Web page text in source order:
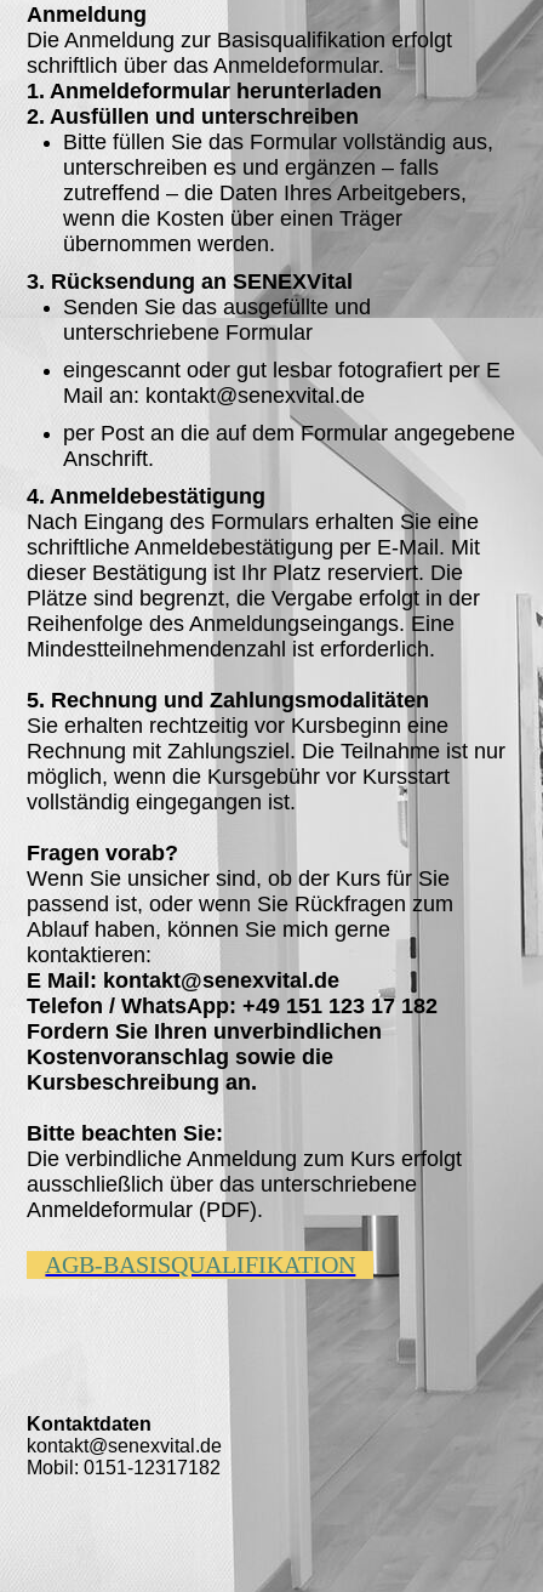
Anmeldung
Die Anmeldung zur Basisqualifikation erfolgt
schriftlich über das Anmeldeformular.
1. Anmeldeformular herunterladen
2. Ausfüllen und unterschreiben
Bitte füllen Sie das Formular vollständig aus,
unterschreiben es und ergänzen – falls
zutreffend – die Daten Ihres Arbeitgebers,
wenn die Kosten über einen Träger
übernommen werden.
3. Rücksendung an SENEXVital
Senden Sie das ausgefüllte und
unterschriebene Formular
eingescannt oder gut lesbar fotografiert per E
Mail an: kontakt@senexvital.de
per Post an die auf dem Formular angegebene
Anschrift.
4. Anmeldebestätigung
Nach Eingang des Formulars erhalten Sie eine
schriftliche Anmeldebestätigung per E-Mail. Mit
dieser Bestätigung ist Ihr Platz reserviert. Die
Plätze sind begrenzt, die Vergabe erfolgt in der
Reihenfolge des Anmeldungseingangs. Eine
Mindestteilnehmendenzahl ist erforderlich.
5. Rechnung und Zahlungsmodalitäten
Sie erhalten rechtzeitig vor Kursbeginn eine
Rechnung mit Zahlungsziel. Die Teilnahme ist nur
möglich, wenn die Kursgebühr vor Kursstart
vollständig eingegangen ist.
Fragen vorab?
Wenn Sie unsicher sind, ob der Kurs für Sie
passend ist, oder wenn Sie Rückfragen zum
Ablauf haben, können Sie mich gerne
kontaktieren:
E Mail: kontakt@senexvital.de
Telefon / WhatsApp: +49 151 123 17 182
Fordern Sie Ihren unverbindlichen
Kostenvoranschlag sowie die
Kursbeschreibung an.
Bitte beachten Sie:
Die verbindliche Anmeldung zum Kurs erfolgt
ausschließlich über das unterschriebene
Anmeldeformular (PDF).
AGB-BASISQUALIFIKATION
Kontaktdaten
kontakt@senexvital.de
Mobil: 0151-12317182